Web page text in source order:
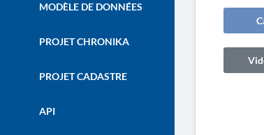
MODÈLE DE DONNÉES
PROJET CHRONIKA
PROJET CADASTRE
API